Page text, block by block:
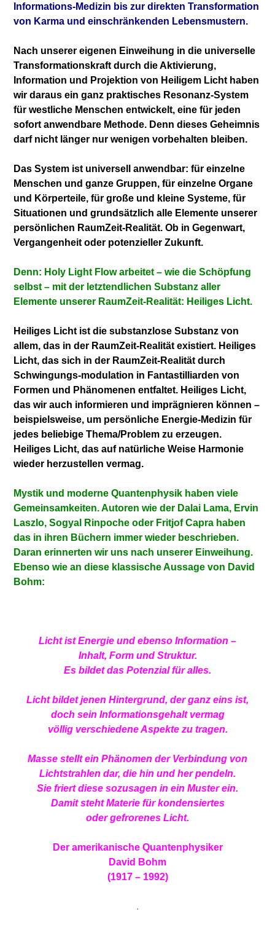
Informations-Medizin bis zur direkten Transformation
von Karma und einschränkenden Lebensmustern.
Nach unserer eigenen Einweihung in die universelle
Transformationskraft durch die Aktivierung,
Information und Projektion von Heiligem Licht haben
wir daraus ein ganz praktisches Resonanz-System
für westliche Menschen entwickelt, eine für jeden
sofort anwendbare Methode. Denn dieses Geheimnis
darf nicht länger nur wenigen vorbehalten bleiben.
Das System ist universell anwendbar: für einzelne
Menschen und ganze Gruppen, für einzelne Organe
und Körperteile, für große und kleine Systeme, für
Situationen und grundsätzlich alle Elemente unserer
persönlichen RaumZeit-Realität. Ob in Gegenwart,
Vergangenheit oder potenzieller Zukunft.
Denn: Holy Light Flow arbeitet – wie die Schöpfung
selbst – mit der letztendlichen Substanz aller
Elemente unserer RaumZeit-Realität: Heiliges Licht.
Heiliges Licht ist die substanzlose Substanz von
allem, das in der RaumZeit-Realität existiert. Heiliges
Licht, das sich in der RaumZeit-Realität durch
Schwingungs-modulation in Fantastilliarden von
Formen und Phänomenen entfaltet. Heiliges Licht,
das wir auch informieren und imprägnieren können –
beispielsweise, um persönliche Energie-Medizin für
jedes beliebige Thema/Problem zu erzeugen.
Heiliges Licht, das auf natürliche Weise Harmonie
wieder herzustellen vermag.
Mystik und moderne Quantenphysik haben viele
Gemeinsamkeiten. Autoren wie der Dalai Lama, Ervin
Laszlo, Sogyal Rinpoche oder Fritjof Capra haben
das in ihren Büchern immer wieder beschrieben.
Daran erinnerten wir uns nach unserer Einweihung.
Ebenso wie an diese klassische Aussage von David
Bohm:
Licht ist Energie und ebenso Information –
Inhalt, Form und Struktur.
Es bildet das Potenzial für alles.
Licht bildet jenen Hintergrund, der ganz eins ist,
doch sein Informationsgehalt vermag
völlig verschiedene Aspekte zu tragen.
Masse stellt ein Phänomen der Verbindung von
Lichtstrahlen dar, die hin und her pendeln.
Sie friert diese sozusagen in ein Muster ein.
Damit steht Materie für kondensiertes
oder gefrorenes Licht.
Der amerikanische Quantenphysiker
David Bohm
(1917 – 1992)
.